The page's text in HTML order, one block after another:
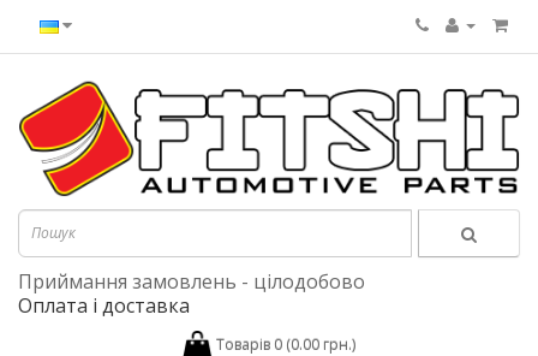
Приймання замовлень - цілодобово
Оплата і доставка
Товарів 0 (0.00 грн.)